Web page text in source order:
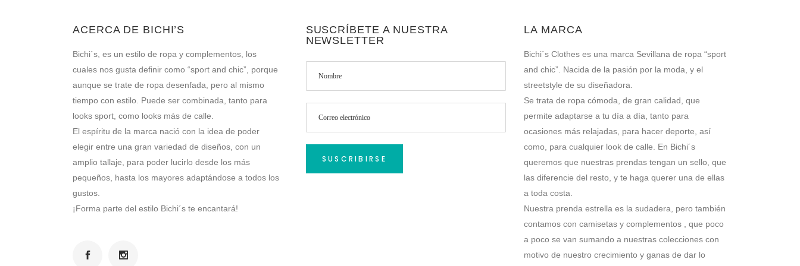
ACERCA DE BICHI’S
Bichi´s, es un estilo de ropa y complementos, los
cuales nos gusta definir como “sport and chic”, porque
aunque se trate de ropa desenfada, pero al mismo
tiempo con estilo. Puede ser combinada, tanto para
looks sport, como looks más de calle.
El espíritu de la marca nació con la idea de poder
elegir entre una gran variedad de diseños, con un
amplio tallaje, para poder lucirlo desde los más
pequeños, hasta los mayores adaptándose a todos los
gustos.
¡Forma parte del estilo Bichi´s te encantará!
SUSCRÍBETE A NUESTRA
NEWSLETTER
LA MARCA
Bichi´s Clothes es una marca Sevillana de ropa “sport
and chic”. Nacida de la pasión por la moda, y el
streetstyle de su diseñadora.
Se trata de ropa cómoda, de gran calidad, que
permite adaptarse a tu día a día, tanto para
ocasiones más relajadas, para hacer deporte, así
como, para cualquier look de calle. En Bichi´s
queremos que nuestras prendas tengan un sello, que
las diferencie del resto, y te haga querer una de ellas
a toda costa.
Nuestra prenda estrella es la sudadera, pero también
contamos con camisetas y complementos , que poco
a poco se van sumando a nuestras colecciones con
motivo de nuestro crecimiento y ganas de dar lo